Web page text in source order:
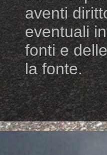
aventi
eventuali
fonti e
la fonte.